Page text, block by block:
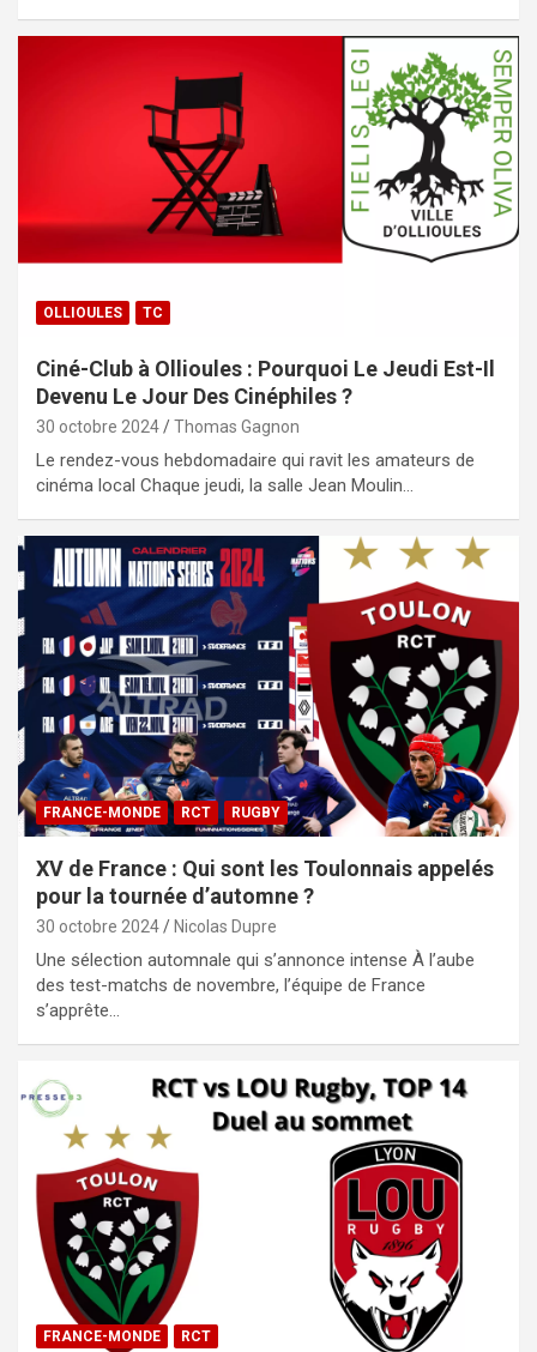
OLLIOULES TC
Ciné-Club à Ollioules : Pourquoi Le Jeudi Est-Il
Devenu Le Jour Des Cinéphiles ?
30 octobre 2024 Thomas Gagnon
Le rendez-vous hebdomadaire qui ravit les amateurs de
cinéma local Chaque jeudi, la salle Jean Moulin…
FRANCE-MONDE RCT RUGBY
XV de France : Qui sont les Toulonnais appelés
pour la tournée d’automne ?
30 octobre 2024 Nicolas Dupre
Une sélection automnale qui s’annonce intense À l’aube
des test-matchs de novembre, l’équipe de France
s’apprête…
FRANCE-MONDE RCT